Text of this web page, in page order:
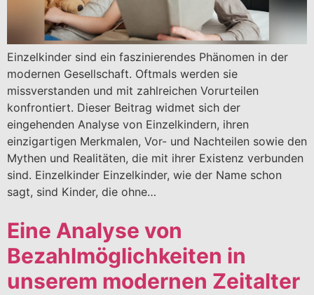
Einzelkinder sind ein faszinierendes Phänomen in der
modernen Gesellschaft. Oftmals werden sie
missverstanden und mit zahlreichen Vorurteilen
konfrontiert. Dieser Beitrag widmet sich der
eingehenden Analyse von Einzelkindern, ihren
einzigartigen Merkmalen, Vor- und Nachteilen sowie den
Mythen und Realitäten, die mit ihrer Existenz verbunden
sind. Einzelkinder Einzelkinder, wie der Name schon
sagt, sind Kinder, die ohne…
Eine Analyse von
Bezahlmöglichkeiten in
unserem modernen Zeitalter